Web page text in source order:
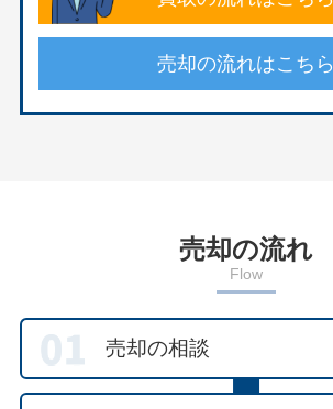
売却の流れはこちら
売却の流れ
Flow
売却の相談